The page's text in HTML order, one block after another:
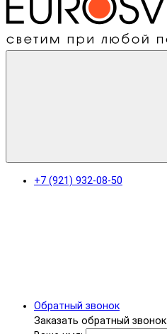
+7 (921) 932-08-50
Обратный звонок
Заказать обратный звонок